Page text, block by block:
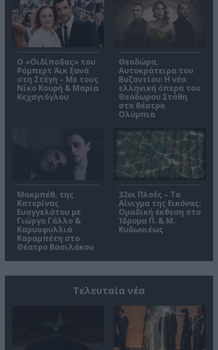
O «Οιδίποδας» του
Ρόμπερτ Άικ ξανά
στη Στέγη – Με τους
Νίκο Κουρή & Μαρία
Κεχαγιόγλου
Θεοδώρα,
Αυτοκράτειρα του
Βυζαντίου: Η νέα
ελληνική όπερα του
Θεόδωρου Στάθη
στο θέατρο
Ολύμπια
Μακμπέθ, της
Κατερίνας
Ευαγγελάτου με
Γιώργο Γάλλο &
Καρυοφυλλιά
Καραμπέτη στο
Θέατρο Βασιλάκου
32οι Πλοές – Το
Αίνιγμα της Εικόνας:
Ομαδική έκθεση στο
Ίδρυμα Π. & Μ.
Κυδωνιέως
Τελευταία νέα